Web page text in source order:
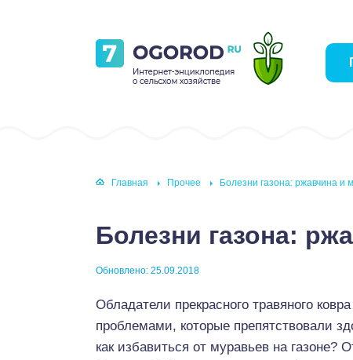
Главная Прочее Болезни газона: ржавчина и
Болезни газона:
Обновлено: 25.09.2018
Обладатели прекрасного травяного
проблемами, которые препятствовали
как избавиться от муравьев на газоне?